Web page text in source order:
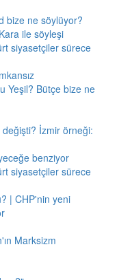
bize ne söylüyor?
ile söyleşi
siyasetçiler sürece
Yeşil? Bütçe bize ne
değişti? İzmir örneği:
benziyor
siyasetçiler sürece
| CHP'nin yeni
Marksizm